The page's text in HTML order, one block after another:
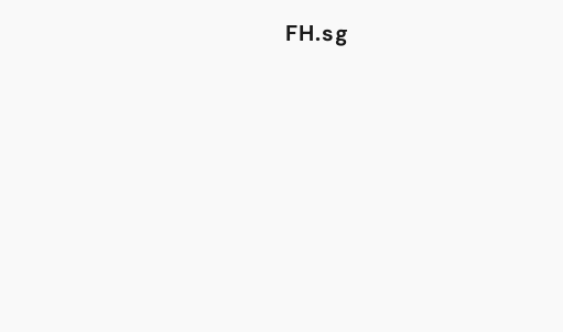
FH.sg